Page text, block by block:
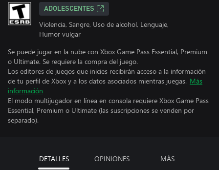
ADOLESCENTES
Violencia, Sangre, Uso de alcohol, Lenguaje,
Humor vulgar
Se puede jugar en la nube con Xbox Game Pass Essential, Premium
o Ultimate. Se requiere la compra del juego.
Los editores de juegos que inicies recibirán acceso a la información
de tu perfil de Xbox y a los datos asociados mientras juegas. Más
información
El modo multijugador en línea en consola requiere Xbox Game Pass
Essential, Premium o Ultimate (las suscripciones se venden por
separado).
DETALLES OPINIONES MÁS